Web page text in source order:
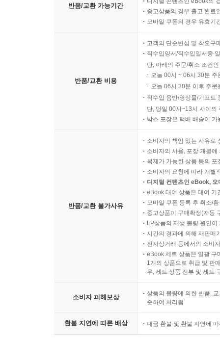
반품/교환 가능기간
중고상품의 경우 출고 완료
모바일 쿠폰의 경우 유효기
반품/교환 비용
고객의 단순변심 및 착오구
직수입양서/직수입일서중
단, 아래의 주문/취소 조건
오늘 00시 ~ 06시 30분
오늘 06시 30분 이후 주
직수입 음반/영상물/기프트
단, 당일 00시~13시 사이의
박스 포장은 택배 배송이
반품/교환 불가사유
소비자의 책임 있는 사유로
소비자의 사용, 포장 개봉
복제가 가능한 상품 등의
소비자의 요청에 따라 개별
디지털 컨텐츠인 eBook,
eBook 대여 상품은 대여 기
모바일 쿠폰 등록 후 취소/
중고상품이 구매확정(자동
LP상품의 재생 불량 원인
시간의 경과에 의해 재판매
전자상거래 등에서의 소비
eBook 세트 상품은 일괄 구
1개의 상품으로 취급 및 판
우, 세트 상품 전부 및 세트
소비자 피해보상
상품의 불량에 의한 반품,
준하여 처리됨
환불 지연에 따른 배상 대금 환불 및 환불 지연에